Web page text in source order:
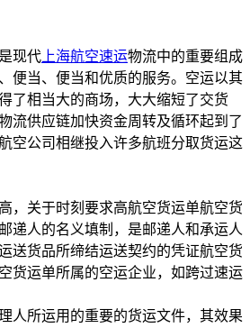
现代 上海航空速运物流中的重要组成
便当、便当和优质的服务。空运以其
了相当大的商场，大大缩短了交货
流供应链加快资金周转及循环起到了
空公司相继投入许多航班分取货运这
，关于时刻要求高航空货运单航空货
递人的名义填制，是邮递人和承运人
送货品所缔结运送契约的凭证航空货
货运单所属的空运企业，如跨过速运
人所运用的重要的货运文件，其效果